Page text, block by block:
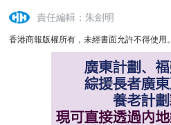
責任編輯：朱劍明
香港商報版權所有，未經書面允許不得使用。